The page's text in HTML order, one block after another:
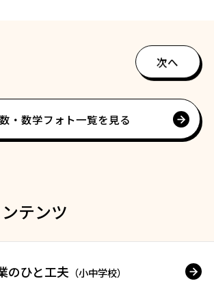
次へ
・数学フォト一覧を見る
テンツ
のひと工夫 （小中学校）